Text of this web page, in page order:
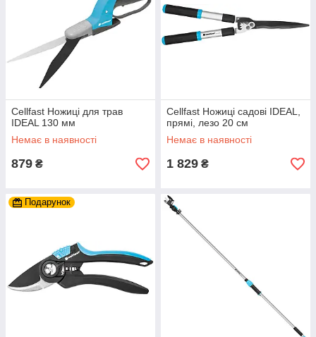
Cellfast Ножиці для трав
IDEAL 130 мм
Немає в наявності
879 ₴
Cellfast Ножиці садові IDEAL,
прямі, лезо 20 см
Немає в наявності
1 829 ₴
Подарунок